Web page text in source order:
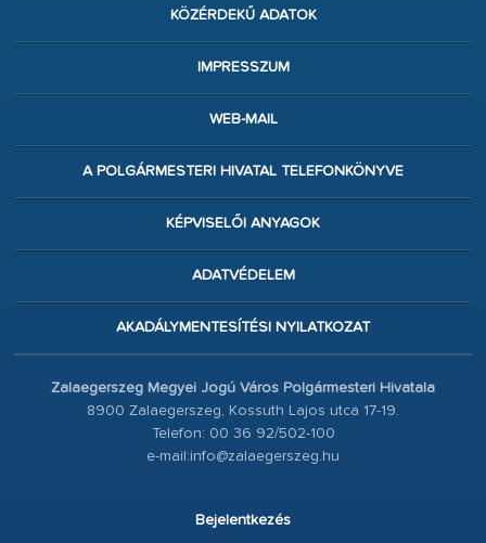
KÖZÉRDEKŰ ADATOK
IMPRESSZUM
WEB-MAIL
A POLGÁRMESTERI HIVATAL TELEFONKÖNYVE
KÉPVISELŐI ANYAGOK
ADATVÉDELEM
AKADÁLYMENTESÍTÉSI NYILATKOZAT
Zalaegerszeg Megyei Jogú Város Polgármesteri Hivatala
8900 Zalaegerszeg, Kossuth Lajos utca 17-19.
Telefon: 00 36 92/502-100
e-mail:info@zalaegerszeg.hu
Bejelentkezés